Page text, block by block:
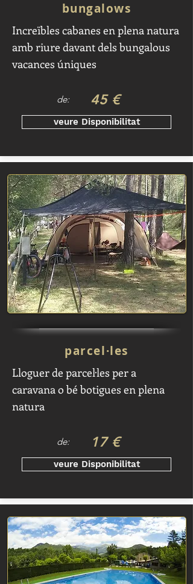
bungalows
Increïbles cabanes en plena natura
amb riure davant dels bungalous
vacances úniques
de: 45 €
veure Disponibilitat
parcel·les
Lloguer de parcel·les per a
caravana o bé botigues en plena
natura
de: 17 €
veure Disponibilitat